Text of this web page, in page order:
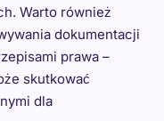
Warto również
dokumentacji
prawa –
skutkować
dla